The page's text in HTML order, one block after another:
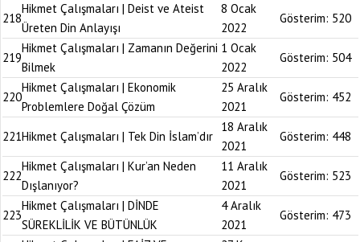
218
Hikmet Çalışmaları | Deist ve Ateist
Üreten Din Anlayışı
8 Ocak
2022
Gösterim: 520
219
Hikmet Çalışmaları | Zamanın Değerini
Bilmek
1 Ocak
2022
Gösterim: 504
220
Hikmet Çalışmaları | Ekonomik
Problemlere Doğal Çözüm
25 Aralık
2021
Gösterim: 452
221Hikmet Çalışmaları | Tek Din İslam’dır
18 Aralık
2021
Gösterim: 448
222
Hikmet Çalışmaları | Kur’an Neden
Dışlanıyor?
11 Aralık
2021
Gösterim: 523
223
Hikmet Çalışmaları | DİNDE
SÜREKLİLİK VE BÜTÜNLÜK
4 Aralık
2021
Gösterim: 473